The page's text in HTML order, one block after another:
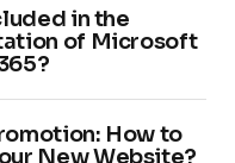
in the
of Microsoft
How to
New Website?